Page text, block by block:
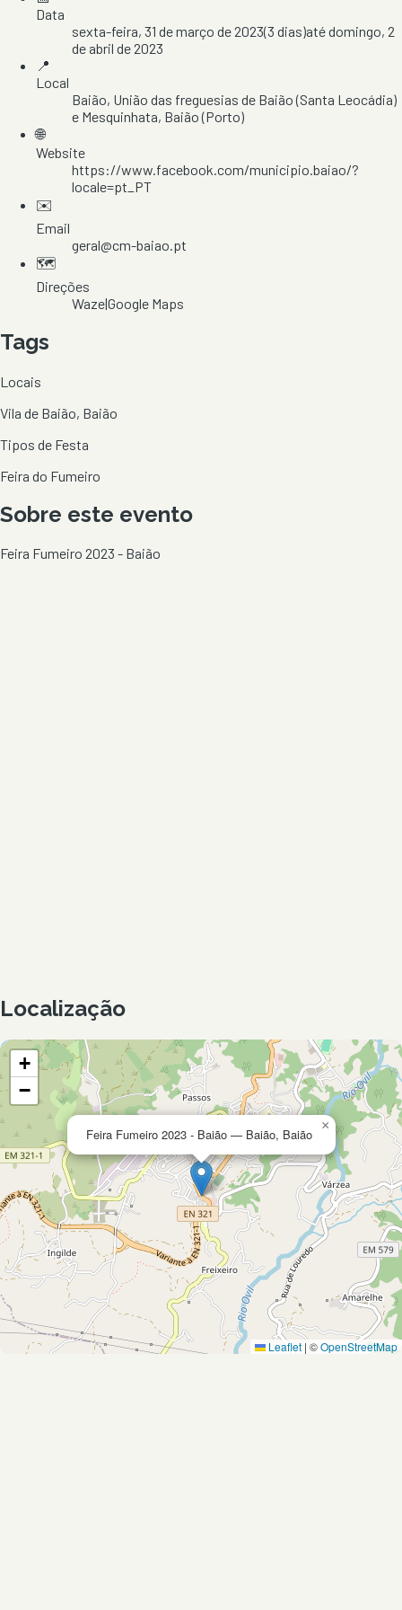
Data
sexta-feira, 31 de março de 2023(3 dias)atédomingo, 2
de abril de 2023
📍
Local
Baião, União das freguesias de Baião (Santa Leocádia)
e Mesquinhata, Baião(Porto)
🌐
Website
https://www.facebook.com/municipio.baiao/?
locale=pt_PT
✉️
Email
geral@cm-baiao.pt
🗺️
Direções
Waze|Google Maps
Tags
Locais
Vila de Baião, Baião
Tipos de Festa
Feira do Fumeiro
Sobre este evento
Feira Fumeiro 2023 - Baião
Localização
Feira Fumeiro 2023 - Baião — Baião, Baião
×
+
−
Leaflet | ©OpenStreetMap